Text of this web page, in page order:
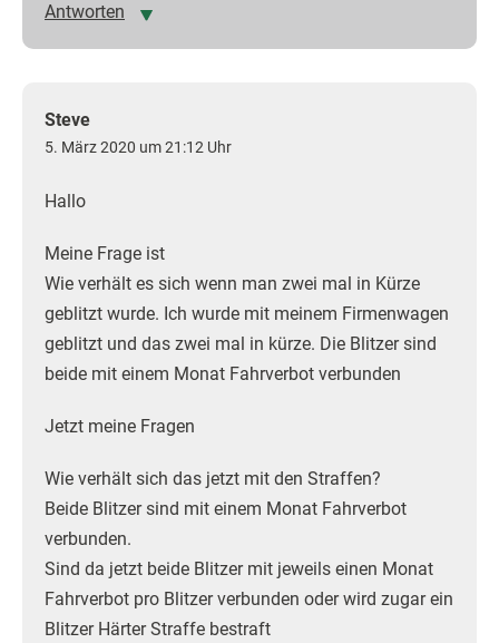
Antworten
Steve
5. März 2020 um 21:12 Uhr
Hallo
Meine Frage ist
Wie verhält es sich wenn man zwei mal in Kürze
geblitzt wurde. Ich wurde mit meinem Firmenwagen
geblitzt und das zwei mal in kürze. Die Blitzer sind
beide mit einem Monat Fahrverbot verbunden
Jetzt meine Fragen
Wie verhält sich das jetzt mit den Straffen?
Beide Blitzer sind mit einem Monat Fahrverbot
verbunden.
Sind da jetzt beide Blitzer mit jeweils einen Monat
Fahrverbot pro Blitzer verbunden oder wird zugar ein
Blitzer Härter Straffe bestraft